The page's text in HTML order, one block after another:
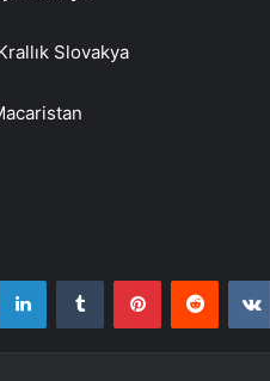
Slovakya
LinkedInTumblr PinterestReddit